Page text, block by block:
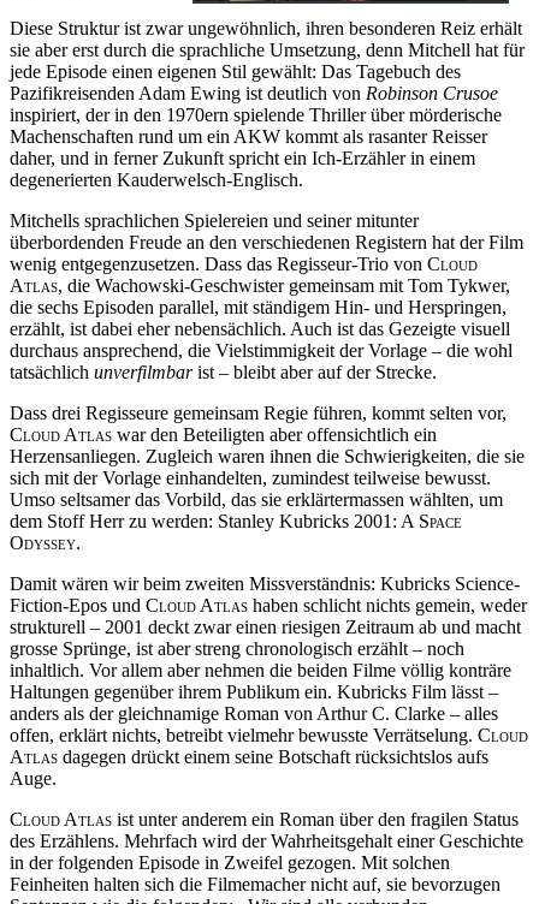
Diese Struktur ist zwar ungewöhnlich, ihren besonderen Reiz erhält
sie aber erst durch die sprachliche Umsetzung, denn Mitchell hat für
jede Episode einen eigenen Stil gewählt: Das Tagebuch des
Pazifikreisenden Adam Ewing ist deutlich von Robinson Crusoe
inspiriert, der in den 1970ern spielende Thriller über mörderische
Machenschaften rund um ein AKW kommt als rasanter Reisser
daher, und in ferner Zukunft spricht ein Ich-Erzähler in einem
degenerierten Kauderwelsch-Englisch.
Mitchells sprachlichen Spielereien und seiner mitunter
überbordenden Freude an den verschiedenen Registern hat der Film
wenig entgegenzusetzen. Dass das Regisseur-Trio von Cloud
Atlas, die Wachowski-Geschwister gemeinsam mit Tom Tykwer,
die sechs Episoden parallel, mit ständigem Hin- und Herspringen,
erzählt, ist dabei eher nebensächlich. Auch ist das Gezeigte visuell
durchaus ansprechend, die Vielstimmigkeit der Vorlage – die wohl
tatsächlich unverfilmbarist – bleibt aber auf der Strecke.
Dass drei Regisseure gemeinsam Regie führen, kommt selten vor,
Cloud Atlas war den Beteiligten aber offensichtlich ein
Herzensanliegen. Zugleich waren ihnen die Schwierigkeiten, die sie
sich mit der Vorlage einhandelten, zumindest teilweise bewusst.
Umso seltsamer das Vorbild, das sie erklärtermassen wählten, um
dem Stoff Herr zu werden: Stanley Kubricks 2001: A Space
Odyssey.
Damit wären wir beim zweiten Missverständnis: Kubricks Science-
Fiction-Epos und Cloud Atlas haben schlicht nichts gemein, weder
strukturell – 2001 deckt zwar einen riesigen Zeitraum ab und macht
grosse Sprünge, ist aber streng chronologisch erzählt – noch
inhaltlich. Vor allem aber nehmen die beiden Filme völlig konträre
Haltungen gegenüber ihrem Publikum ein. Kubricks Film lässt –
anders als der gleichnamige Roman von Arthur C. Clarke – alles
offen, erklärt nichts, betreibt vielmehr bewusste Verrätselung. Cloud
Atlas dagegen drückt einem seine Botschaft rücksichtslos aufs
Auge.
Cloud Atlas ist unter anderem ein Roman über den fragilen Status
des Erzählens. Mehrfach wird der Wahrheitsgehalt einer Geschichte
in der folgenden Episode in Zweifel gezogen. Mit solchen
Feinheiten halten sich die Filmemacher nicht auf, sie bevorzugen